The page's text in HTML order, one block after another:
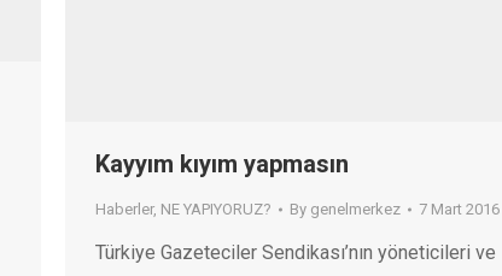
Kayyım kıyım yapmasın
Haberler, NE YAPIYORUZ? By genelmerkez 7 Mart 2016
Türkiye Gazeteciler Sendikası’nın yöneticileri ve